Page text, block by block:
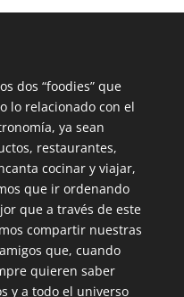
dos “foodies” que
lo relacionado con el
ya sean
restaurantes,
cocinar y viajar,
que ir ordenando
que a través de este
compartir nuestras
que, cuando
quieren saber
y a todo el universo